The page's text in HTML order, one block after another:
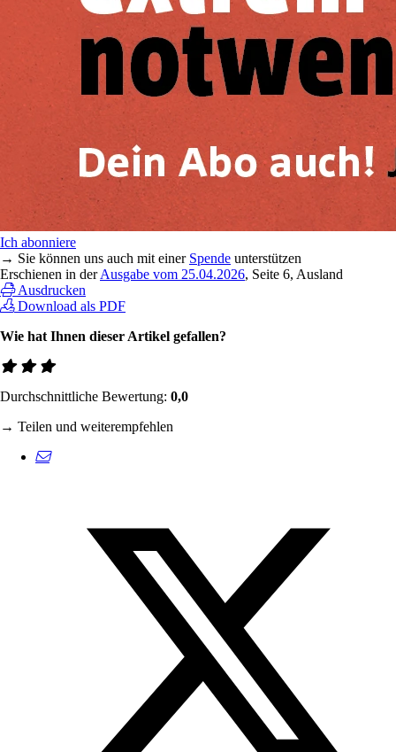
Ich abonniere
→ Sie können uns auch mit einer Spende unterstützen
Erschienen in derAusgabe vom 25.04.2026, Seite 6, Ausland
Ausdrucken
Download als PDF
Wie hat Ihnen dieser Artikel gefallen?
Durchschnittliche Bewertung: 0,0
→ Teilen und weiterempfehlen